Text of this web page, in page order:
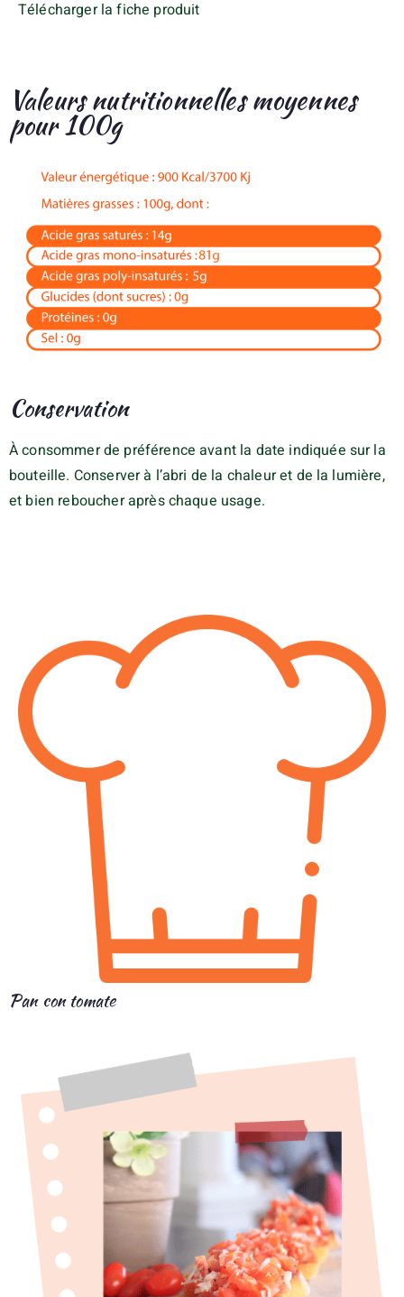
Télécharger la fiche produit
Valeurs nutritionnelles moyennes
pour 100g
Conservation
À consommer de préférence avant la date indiquée sur la
bouteille. Conserver à l’abri de la chaleur et de la lumière,
et bien reboucher après chaque usage.
Pan con tomate